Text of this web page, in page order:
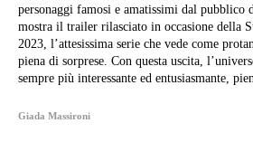
personaggi famosi e amatissimi dal pubblico di
mostra il trailer rilasciato in occasione della
2023, l’attesissima serie che vede come
piena di sorprese. Con questa uscita,
sempre più interessante ed entusiasmante,
Giada Massironi